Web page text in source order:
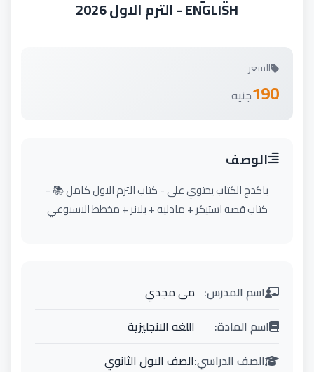
ENGLISH - الترم الاول 2026
السعر
190جنيه
الوصف
باكدج الكتاب يحتوي على - كتاب الترم الاول كامل 📚 -
كتاب قصه استيكر + مادليه + بلانر + مخطط الاسبوعي
اسم المدرس: مى مجدي
اسم المادة:
اللغه الانجليزية
الصف الدراسي:الصف الاول الثانوي